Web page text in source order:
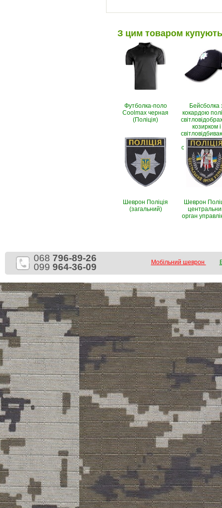
З цим товаром купують
Футболка-поло
Coolmax черная
(Поліція)
Бейсболка
кокардою
козирком і
написом
стоп, чорно-
Шеврон Поліція
(загальний)
Шеврон
орган
068 796-89-26
099 964-36-09 Мобільний шеврон